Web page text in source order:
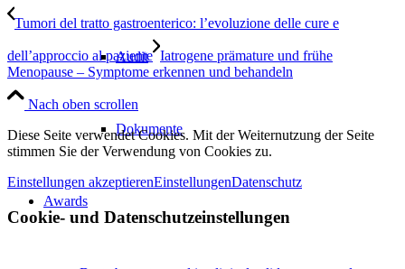
Audit
Dokumente
Awards
Tumori del tratto gastroenterico: l’evoluzione delle cure e
dell’approccio al paziente Iatrogene prämature und frühe
Menopause – Symptome erkennen und behandeln
Nach oben scrollen
Diese Seite verwendet Cookies. Mit der Weiternutzung der Seite
stimmen Sie der Verwendung von Cookies zu.
Einstellungen akzeptierenEinstellungenDatenschutz
Cookie- und Datenschutzeinstellungen